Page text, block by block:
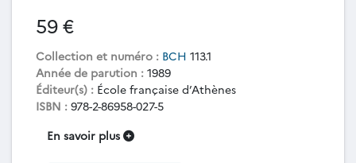
59 €
Collection et numéro : BCH 113.1
Année de parution : 1989
Éditeur(s) : École française d’Athènes
ISBN : 978-2-86958-027-5
En savoir plus